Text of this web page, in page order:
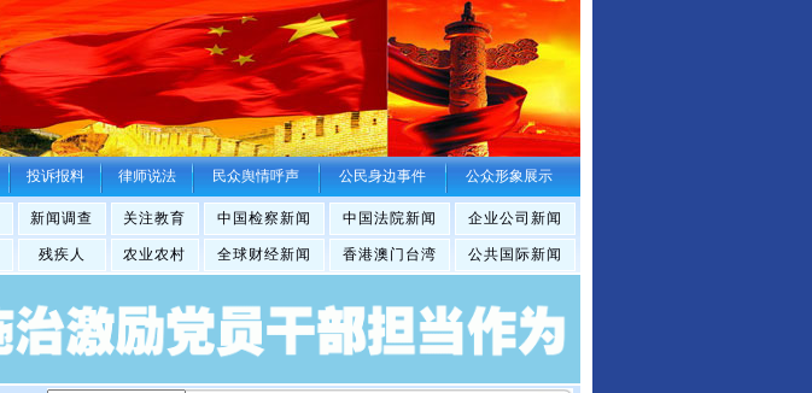
投诉报料 律师说法 民众舆情呼声 公民身边事件 公众形象展示
新闻调查 关注教育 中国检察新闻 中国法院新闻 企业公司新闻
残疾人 农业农村 全球财经新闻 香港澳门台湾 公共国际新闻